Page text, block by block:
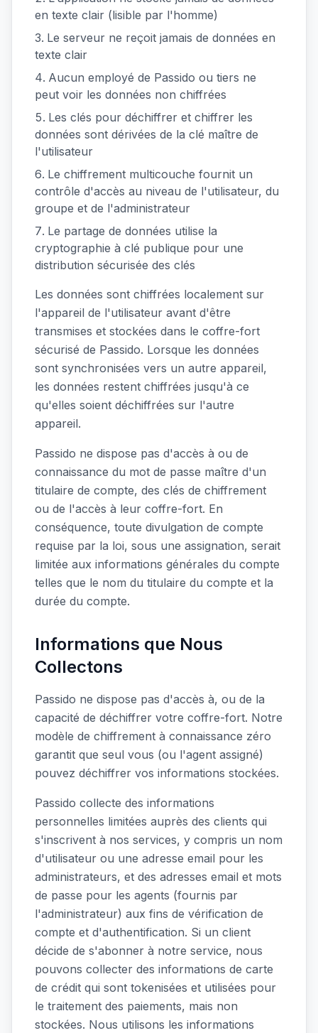
en texte clair (lisible par l'homme)
Le serveur ne reçoit jamais de données en
texte clair
Aucun employé de Passido ou tiers ne
peut voir les données non chiffrées
Les clés pour déchiffrer et chiffrer les
données sont dérivées de la clé maître de
l'utilisateur
Le chiffrement multicouche fournit un
contrôle d'accès au niveau de l'utilisateur, du
groupe et de l'administrateur
Le partage de données utilise la
cryptographie à clé publique pour une
distribution sécurisée des clés
Les données sont chiffrées localement sur
l'appareil de l'utilisateur avant d'être
transmises et stockées dans le coffre-fort
sécurisé de Passido. Lorsque les données
sont synchronisées vers un autre appareil,
les données restent chiffrées jusqu'à ce
qu'elles soient déchiffrées sur l'autre
appareil.
Passido ne dispose pas d'accès à ou de
connaissance du mot de passe maître d'un
titulaire de compte, des clés de chiffrement
ou de l'accès à leur coffre-fort. En
conséquence, toute divulgation de compte
requise par la loi, sous une assignation, serait
limitée aux informations générales du compte
telles que le nom du titulaire du compte et la
durée du compte.
Informations que Nous
Collectons
Passido ne dispose pas d'accès à, ou de la
capacité de déchiffrer votre coffre-fort. Notre
modèle de chiffrement à connaissance zéro
garantit que seul vous (ou l'agent assigné)
pouvez déchiffrer vos informations stockées.
Passido collecte des informations
personnelles limitées auprès des clients qui
s'inscrivent à nos services, y compris un nom
d'utilisateur ou une adresse email pour les
administrateurs, et des adresses email et mots
de passe pour les agents (fournis par
l'administrateur) aux fins de vérification de
compte et d'authentification. Si un client
décide de s'abonner à notre service, nous
pouvons collecter des informations de carte
de crédit qui sont tokenisées et utilisées pour
le traitement des paiements, mais non
stockées. Nous utilisons les informations